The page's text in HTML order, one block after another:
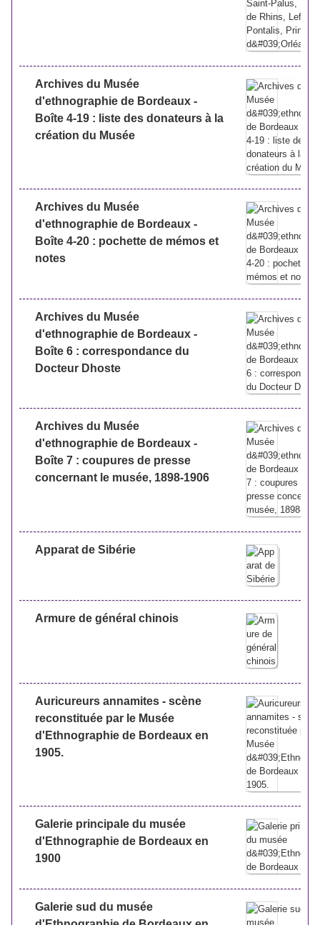
Archives du Musée
d'ethnographie de Bordeaux -
Boîte 4-19 : liste des donateurs à la
création du Musée
Archives du Musée
d'ethnographie de Bordeaux -
Boîte 4-20 : pochette de mémos et
notes
Archives du Musée
d'ethnographie de Bordeaux -
Boîte 6 : correspondance du
Docteur Dhoste
Archives du Musée
d'ethnographie de Bordeaux -
Boîte 7 : coupures de presse
concernant le musée, 1898-1906
Apparat de Sibérie
Armure de général chinois
Auricureurs annamites - scène
reconstituée par le Musée
d'Ethnographie de Bordeaux en
1905.
Galerie principale du musée
d'Ethnographie de Bordeaux en
1900
Galerie sud du musée